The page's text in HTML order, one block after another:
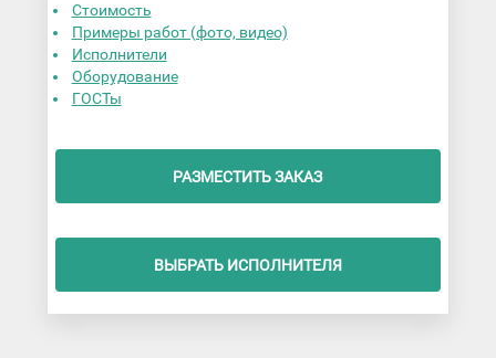
Стоимость
Примеры работ (фото, видео)
Исполнители
Оборудование
ГОСТы
РАЗМЕСТИТЬ ЗАКАЗ
ВЫБРАТЬ ИСПОЛНИТЕЛЯ